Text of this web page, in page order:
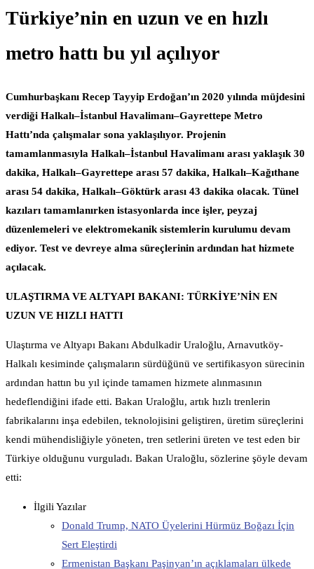
Türkiye’nin en uzun ve en hızlı
metro hattı bu yıl açılıyor
Cumhurbaşkanı Recep Tayyip Erdoğan’ın 2020 yılında müjdesini
verdiği Halkalı–İstanbul Havalimanı–Gayrettepe Metro
Hattı’nda çalışmalar sona yaklaşılıyor. Projenin
tamamlanmasıyla Halkalı–İstanbul Havalimanı arası yaklaşık 30
dakika, Halkalı–Gayrettepe arası 57 dakika, Halkalı–Kağıthane
arası 54 dakika, Halkalı–Göktürk arası 43 dakika olacak. Tünel
kazıları tamamlanırken istasyonlarda ince işler, peyzaj
düzenlemeleri ve elektromekanik sistemlerin kurulumu devam
ediyor. Test ve devreye alma süreçlerinin ardından hat hizmete
açılacak.
ULAŞTIRMA VE ALTYAPI BAKANI: TÜRKİYE’NİN EN
UZUN VE HIZLI HATTI
Ulaştırma ve Altyapı Bakanı Abdulkadir Uraloğlu, Arnavutköy-
Halkalı kesiminde çalışmaların sürdüğünü ve sertifikasyon sürecinin
ardından hattın bu yıl içinde tamamen hizmete alınmasının
hedeflendiğini ifade etti. Bakan Uraloğlu, artık hızlı trenlerin
fabrikalarını inşa edebilen, teknolojisini geliştiren, üretim süreçlerini
kendi mühendisliğiyle yöneten, tren setlerini üreten ve test eden bir
Türkiye olduğunu vurguladı. Bakan Uraloğlu, sözlerine şöyle devam
etti:
İlgili Yazılar
Donald Trump, NATO Üyelerini Hürmüz Boğazı İçin
Sert Eleştirdi
Ermenistan Başkanı Paşinyan’ın açıklamaları ülkede